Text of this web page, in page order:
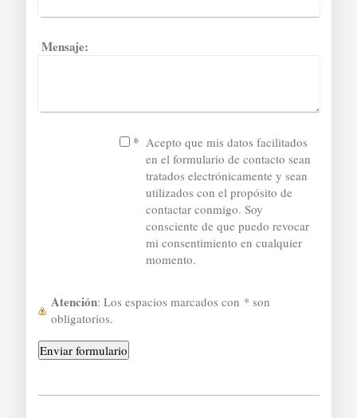
Mensaje:
* Acepto que mis datos facilitados
en el formulario de contacto sean
tratados electrónicamente y sean
utilizados con el propósito de
contactar conmigo. Soy
consciente de que puedo revocar
mi consentimiento en cualquier
momento.
Atención : Los espacios marcados con * son
obligatorios.